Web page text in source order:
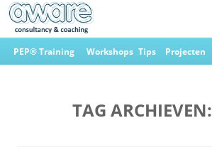
PEP® Training Workshops Tips Projecten
TAG ARCHIEVEN: